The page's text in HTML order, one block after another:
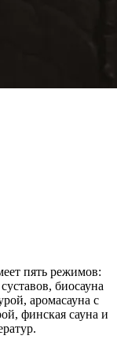
пять режимов:
биосауна
аромасауна с
финская сауна и